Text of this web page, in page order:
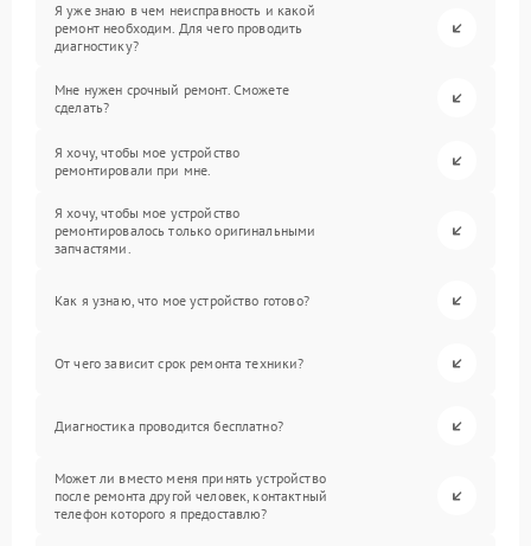
Я уже знаю в чем неисправность и какой
ремонт необходим. Для чего проводить
диагностику?
Мне нужен срочный ремонт. Сможете
сделать?
Я хочу, чтобы мое устройство
ремонтировали при мне.
Я хочу, чтобы мое устройство
ремонтировалось только оригинальными
запчастями.
Как я узнаю, что мое устройство готово?
От чего зависит срок ремонта техники?
Диагностика проводится бесплатно?
Может ли вместо меня принять устройство
после ремонта другой человек, контактный
телефон которого я предоставлю?